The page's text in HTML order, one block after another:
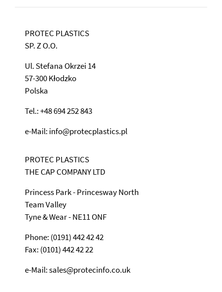
PROTEC PLASTICS
SP. Z O.O.
Ul. Stefana Okrzei 14
57-300 Kłodzko
Polska
Tel.: +48 694 252 843
e-Mail: info@protecplastics.pl
PROTEC PLASTICS
THE CAP COMPANY LTD
Princess Park - Princesway North
Team Valley
Tyne & Wear - NE11 ONF
Phone: (0191) 442 42 42
Fax: (0101) 442 42 22
e-Mail: sales@protecinfo.co.uk